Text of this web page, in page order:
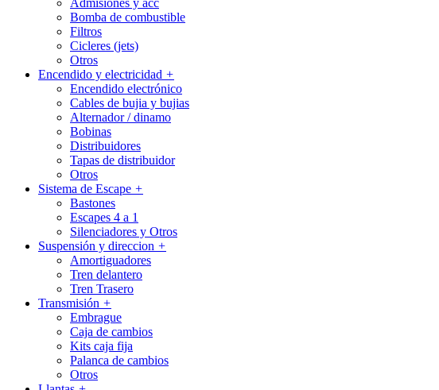
Admisiones y acc
Bomba de combustible
Filtros
Cicleres (jets)
Otros
Encendido y electricidad +
Encendido electrónico
Cables de bujia y bujias
Alternador / dinamo
Bobinas
Distribuidores
Tapas de distribuidor
Otros
Sistema de Escape +
Bastones
Escapes 4 a 1
Silenciadores y Otros
Suspensión y direccion +
Amortiguadores
Tren delantero
Tren Trasero
Transmisión +
Embrague
Caja de cambios
Kits caja fija
Palanca de cambios
Otros